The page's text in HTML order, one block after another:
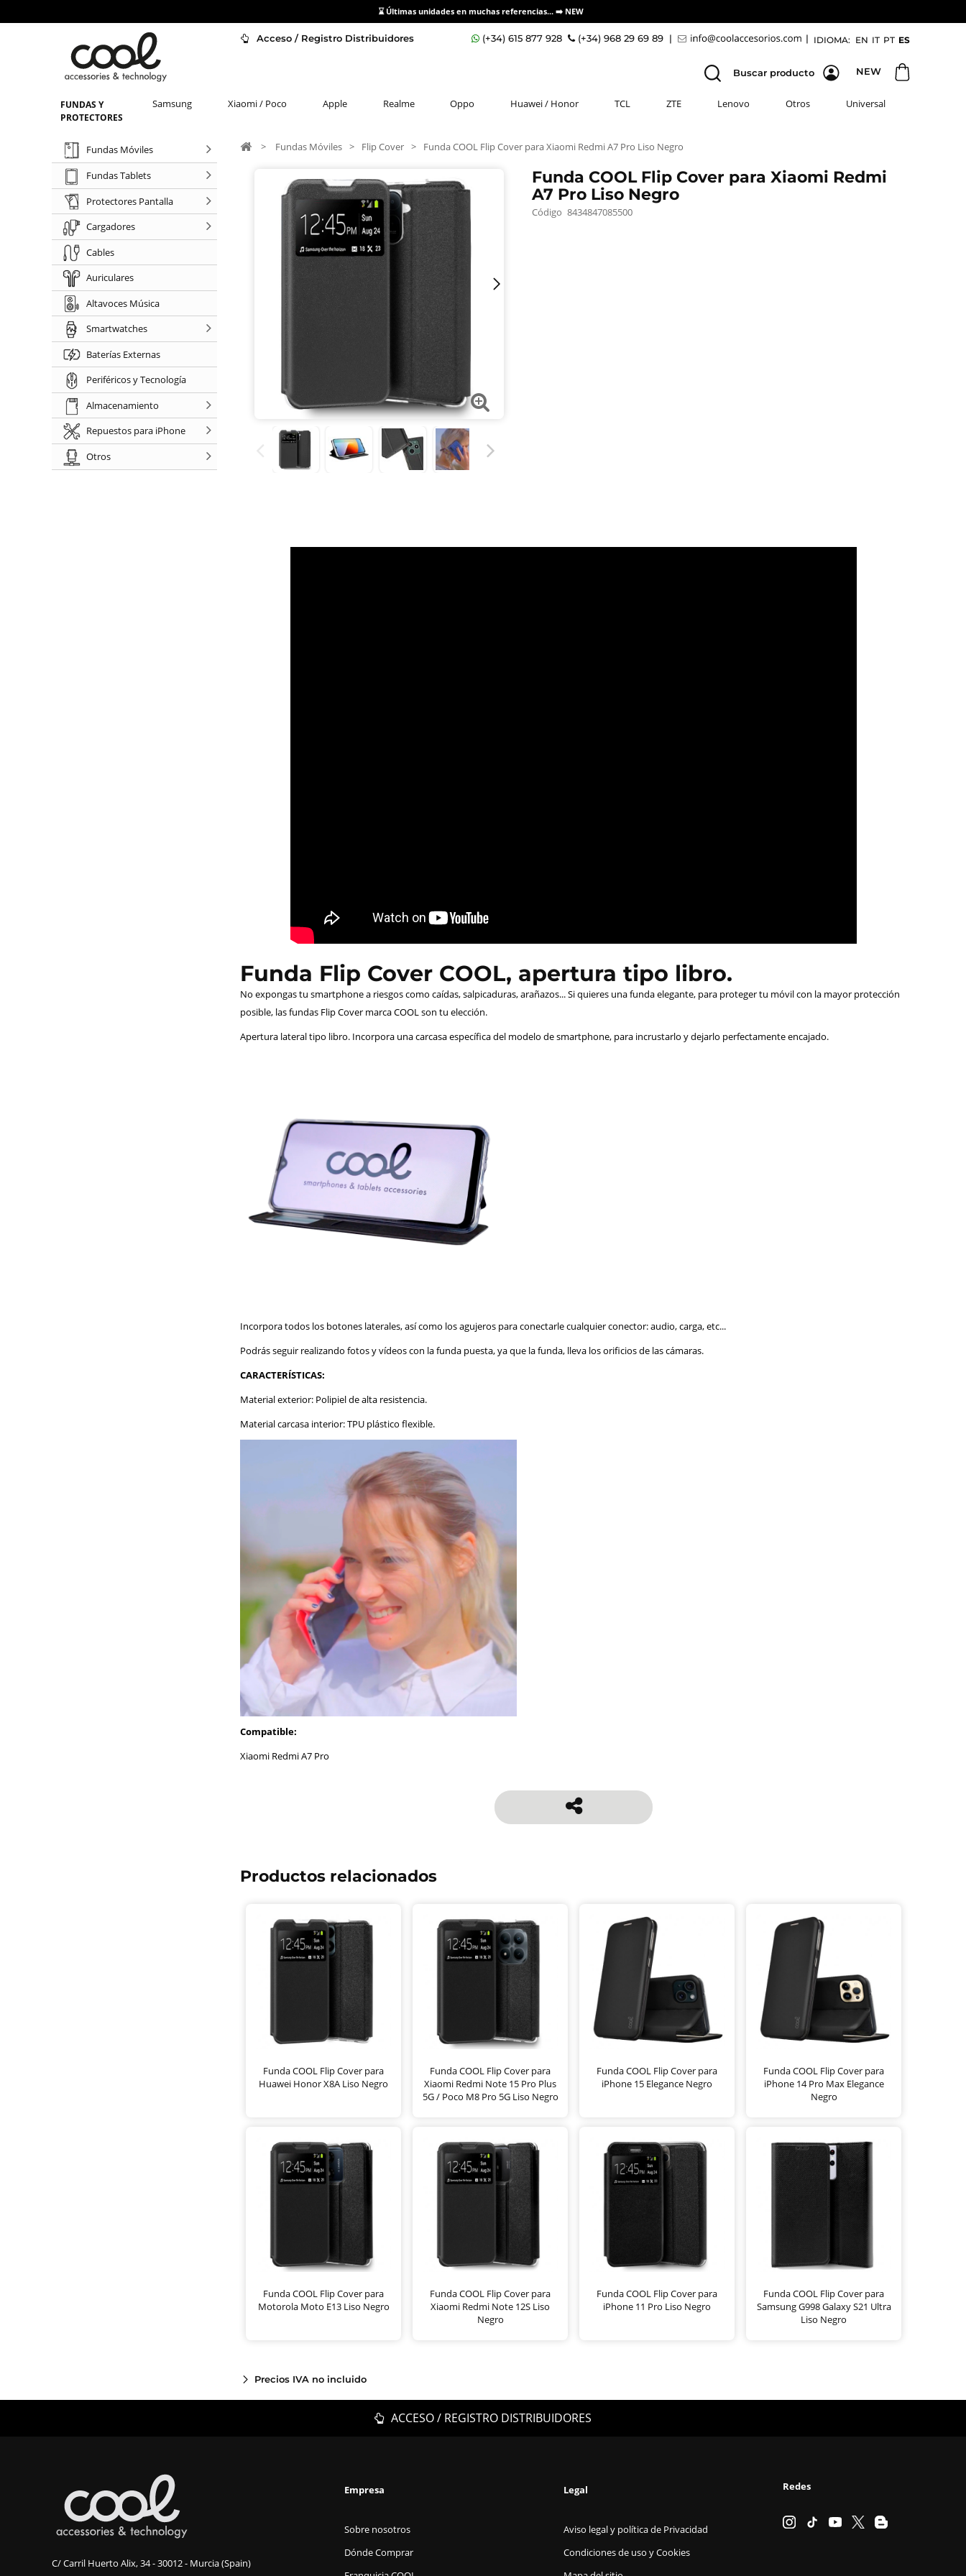
⌛ Últimas unidades en muchas referencias... ➡️ NEW
Acceso / Registro Distribuidores IDIOMA: EN IT PT ES
(+34) 615 877 928 (+34) 968 29 69 89 | |
NEW
Buscar producto
FUNDAS Y
PROTECTORES
Samsung Xiaomi / Poco Apple Realme Oppo Huawei / Honor TCL ZTE Lenovo Otros Universal
Fundas Móviles
Fundas Tablets
Protectores Pantalla
Cargadores
Cables
Auriculares
Altavoces Música
Smartwatches
Baterías Externas
Periféricos y Tecnología
Almacenamiento
Repuestos para iPhone
Otros
> Fundas Móviles > Flip Cover > Funda COOL Flip Cover para Xiaomi Redmi A7 Pro Liso Negro
Funda COOL Flip Cover para Xiaomi Redmi
A7 Pro Liso Negro
Código 8434847085500
Funda Flip Cover COOL, apertura tipo libro.
No expongas tu smartphone a riesgos como caídas, salpicaduras, arañazos... Si quieres una funda elegante, para proteger tu móvil con la mayor protección
posible, las fundas Flip Cover marca COOL son tu elección.
Apertura lateral tipo libro. Incorpora una carcasa específica del modelo de smartphone, para incrustarlo y dejarlo perfectamente encajado.
Incorpora todos los botones laterales, así como los agujeros para conectarle cualquier conector: audio, carga, etc...
Podrás seguir realizando fotos y vídeos con la funda puesta, ya que la funda, lleva los orificios de las cámaras.
CARACTERÍSTICAS:
Material exterior: Polipiel de alta resistencia.
Material carcasa interior: TPU plástico flexible.
Compatible:
Xiaomi Redmi A7 Pro
Productos relacionados
Funda COOL Flip Cover para
Huawei Honor X8A Liso Negro
Funda COOL Flip Cover para
Xiaomi Redmi Note 15 Pro Plus
5G / Poco M8 Pro 5G Liso Negro
Funda COOL Flip Cover para
iPhone 15 Elegance Negro
Funda COOL Flip Cover para
iPhone 14 Pro Max Elegance
Negro
Funda COOL Flip Cover para
Motorola Moto E13 Liso Negro
Funda COOL Flip Cover para
Xiaomi Redmi Note 12S Liso
Negro
Funda COOL Flip Cover para
iPhone 11 Pro Liso Negro
Funda COOL Flip Cover para
Samsung G998 Galaxy S21 Ultra
Liso Negro
Precios IVA no incluido
ACCESO / REGISTRO DISTRIBUIDORES
C/ Carril Huerto Alix, 34 - 30012 - Murcia (Spain)
Empresa
Sobre nosotros
Dónde Comprar
Legal
Aviso legal y política de Privacidad
Condiciones de uso y Cookies
Redes